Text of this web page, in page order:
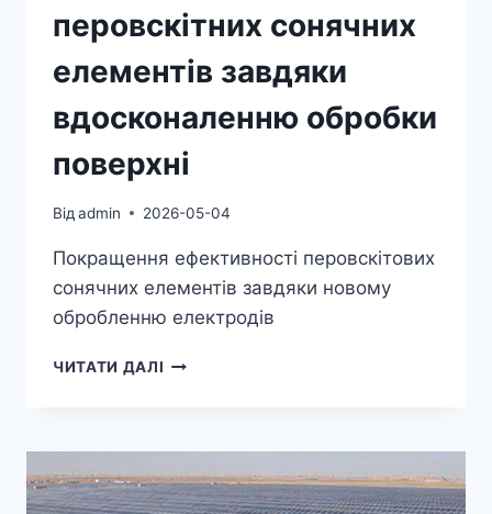
перовскітних сонячних
елементів завдяки
вдосконаленню обробки
поверхні
Від admin 2026-05-04
Покращення ефективності перовскітових
сонячних елементів завдяки новому
обробленню електродів
ЧИТАТИ ДАЛІ КОМАНДА
ПРОДУКТИВНІСТЬ
ПЕРОВСКІТНИХ
СОНЯЧНИХ